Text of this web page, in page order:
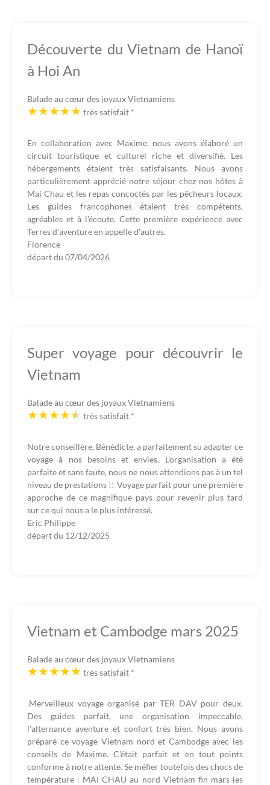
Découverte du Vietnam de Hanoï
à Hoi An
Balade au cœur des joyaux Vietnamiens
très satisfait *
En collaboration avec Maxime, nous avons élaboré un
circuit touristique et culturel riche et diversifié. Les
hébergements étaient très satisfaisants. Nous avons
particulièrement apprécié notre séjour chez nos hôtes à
Mai Chau et les repas concoctés par les pêcheurs locaux.
Les guides francophones étaient très compétents,
agréables et à l'écoute. Cette première expérience avec
Terres d'aventure en appelle d'autres.
Florence
départ du 07/04/2026
Super voyage pour découvrir le
Vietnam
Balade au cœur des joyaux Vietnamiens
très satisfait *
Notre conseillère, Bénédicte, a parfaitement su adapter ce
voyage à nos besoins et envies. L'organisation a été
parfaite et sans faute, nous ne nous attendions pas à un tel
niveau de prestations !! Voyage parfait pour une première
approche de ce magnifique pays pour revenir plus tard
sur ce qui nous a le plus intéressé.
Eric Philippe
départ du 12/12/2025
Vietnam et Cambodge mars 2025
Balade au cœur des joyaux Vietnamiens
très satisfait *
.Merveilleux voyage organisé par TER DAV pour deux.
Des guides parfait, une organisation impeccable,
l'alternance aventure et confort très bien. Nous avons
préparé ce voyage Vietnam nord et Cambodge avec les
conseils de Maxime. C'était parfait et en tout points
conforme à notre attente. Se méfier toutefois des chocs de
température : MAI CHAU au nord Vietnam fin mars les